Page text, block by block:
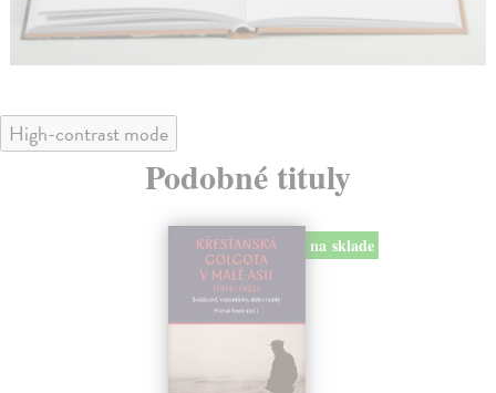
High-contrast mode
Podobné tituly
na sklade